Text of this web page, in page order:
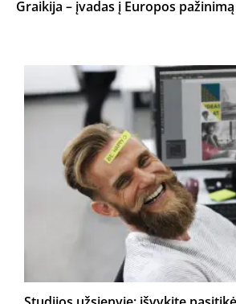
Graikija – įvadas į Europos pažinimą